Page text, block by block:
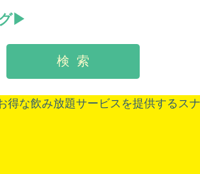
検 索
得な飲み放題サービスを提供するス